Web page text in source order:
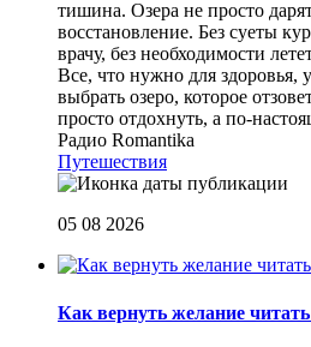
тишина. Озера не просто
восстановление. Без суеты
врачу, без необходимости
Все, что нужно для здоровья,
выбрать озеро, которое
просто отдохнуть, а по-
Радио Romantika
Путешествия
05 08 2026
Как вернуть желание